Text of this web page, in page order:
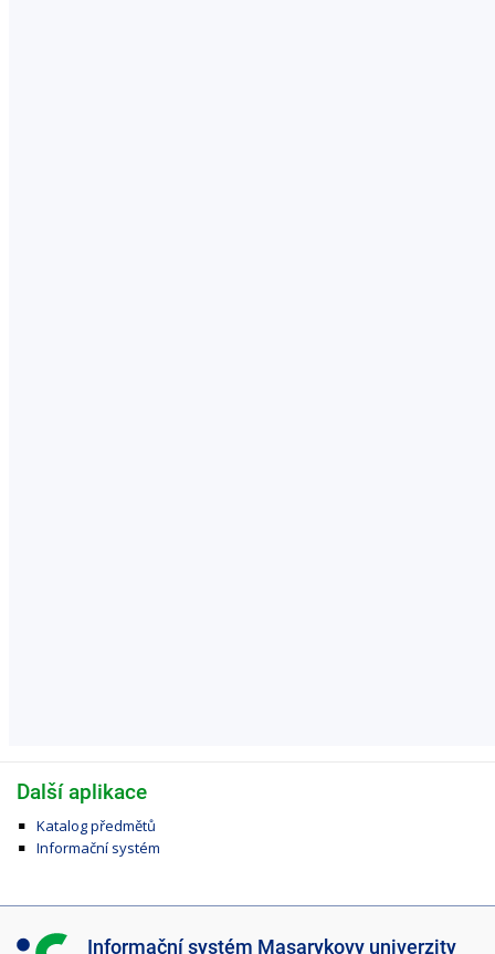
Další aplikace
Katalog předmětů
Informační systém
I Informační systém Masarykovy univerzity